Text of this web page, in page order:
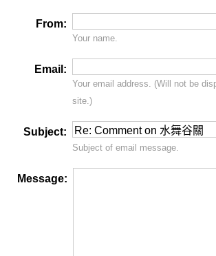
From:
Your name.
Email:
Your email address. (Will notbe
site.)
Subject:
Subject of email message.
Message: